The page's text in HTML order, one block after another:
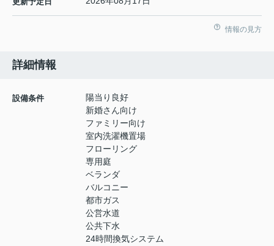
情報の見方
詳細情報
設備条件
陽当り良好
新婚さん向け
ファミリー向け
室内洗濯機置場
フローリング
専用庭
ベランダ
バルコニー
都市ガス
公営水道
公共下水
24時間換気システム